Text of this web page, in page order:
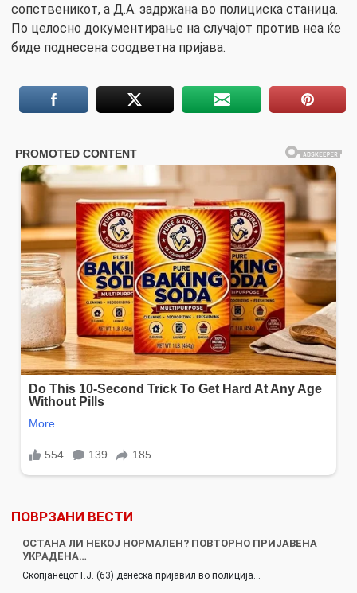
сопственикот, а Д.А. задржана во полициска станица.
По целосно документирање на случајот против неа ќе
биде поднесена соодветна пријава.
ПОВРЗАНИ ВЕСТИ
ОСТАНА ЛИ НЕКОЈ НОРМАЛЕН? ПОВТОРНО ПРИЈАВЕНА
УКРАДЕНА…
Скопјанецот Г.Ј. (63) денеска пријавил во полиција…